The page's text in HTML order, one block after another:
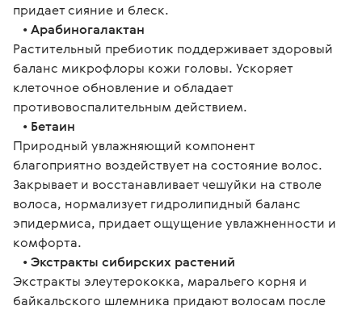
придает сияние и блеск.
• Арабиногалактан
Растительный пребиотик поддерживает здоровый
баланс микрофлоры кожи головы. Ускоряет
клеточное обновление и обладает
противовоспалительным действием.
• Бетаин
Природный увлажняющий компонент
благоприятно воздействует на состояние волос.
Закрывает и восстанавливает чешуйки на стволе
волоса, нормализует гидролипидный баланс
эпидермиса, придает ощущение увлажненности и
комфорта.
• Экстракты сибирских растений
Экстракты элеутерококка, маральего корня и
байкальского шлемника придают волосам после